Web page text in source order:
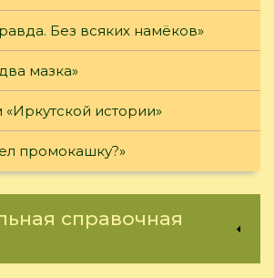
Без всяких намёков»
мазка»
истории»
промокашку?»
справочная